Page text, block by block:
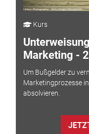
Kurs
Marketing -
Um Bußgelder zu
Marketingprozesse
absolvieren.